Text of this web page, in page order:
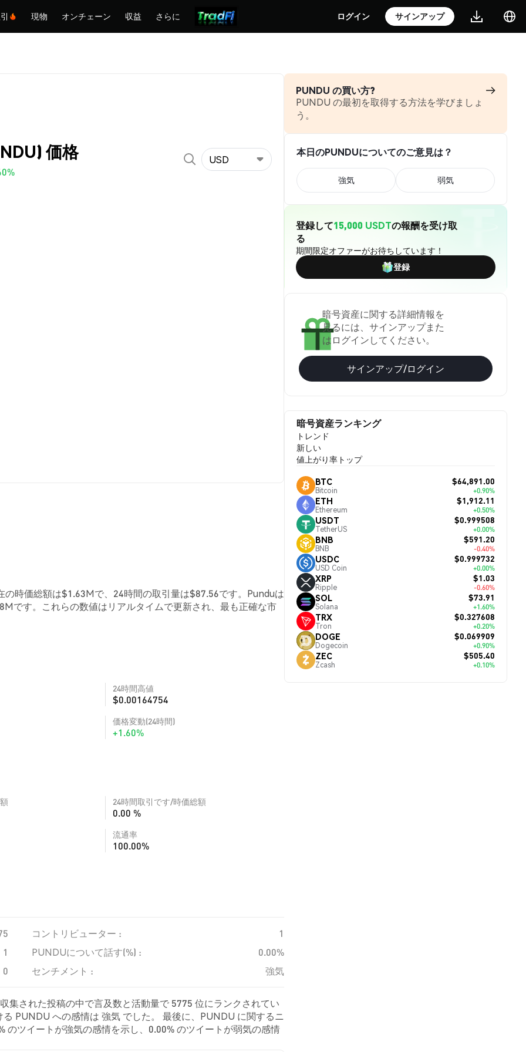
現物 オンチェーン 収益 さらに ログイン サインアップ
価格 USD
時価総額は$1.63Mで、24時間の取引量は$87.56です。Punduは
です。これらの数値はリアルタイムで更新され、最も正確な市
24時間高値
$0.00164754
価格変動(24時間)
+1.60%
24時間取引です/時価総額
0.00 %
流通率
100.00%
コントリビューター :
1
1 PUNDUについて話す(%) :
0.00%
0 センチメント : 強気
集された投稿の中で言及数と活動量で 5775 位にランクされてい
PUNDU への感情は 強気 でした。 最後に、PUNDU に関するニ
ツイートが強気の感情を示し、0.00% のツイートが弱気の感情
PUNDU の買い方?
PUNDU の最初を取得する方法を学びましょ
う。
本日のPUNDUについてのご意見は？
強気 弱気
登録して15,000 USDTの報酬を受け取
る
期間限定オファーがお待ちしています！
登録
暗号資産に関する詳細情報を
見るには、サインアップまた
はログインしてください。
サインアップ/ログイン
暗号資産ランキング
トレンド
新しい
値上がり率トップ
BTC
Bitcoin
$64,891.00
+0.90%
ETH
Ethereum
$1,912.11
+0.50%
USDT
TetherUS
$0.999508
+0.00%
BNB
BNB
$591.20
-0.40%
USDC
USD Coin
$0.999732
+0.00%
XRP
Ripple
$1.03
-0.60%
SOL
Solana
$73.91
+1.60%
TRX
Tron
$0.327608
+0.20%
DOGE
Dogecoin
$0.069909
+0.90%
ZEC
Zcash
$505.40
+0.10%